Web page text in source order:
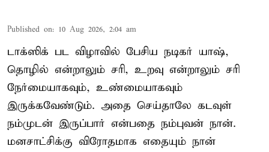
Published on: 10 Aug 2026, 2:04 am
டாக்ஸிக் பட விழாவில் பேசிய நடிகர் யாஷ்,
தொழில் என்றாலும் சரி, உறவு என்றாலும் சரி
நேர்மையாகவும், உண்மையாகவும்
இருக்கவேண்டும். அதை செய்தாலே கடவுள்
நம்முடன் இருப்பார் என்பதை நம்புவன் நான்.
மனசாட்சிக்கு விரோதமாக எதையும் நான்